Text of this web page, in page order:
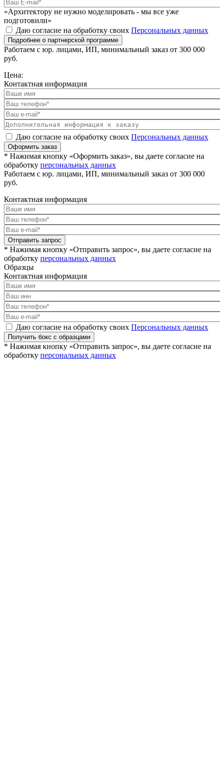
«Архитектору не нужно моделировать - мы все уже
подготовили»
Даю согласие на обработку своих Персональных данных
Подробнее о партнерской программе
Работаем с юр. лицами, ИП, минимальный заказ от 300 000
руб.
Цена:
Контактная информация
Даю согласие на обработку своих Персональных данных
Оформить заказ
* Нажимая кнопку «Оформить заказ», вы даете согласие на
обработку персональных данных
Работаем с юр. лицами, ИП, минимальный заказ от 300 000
руб.
Контактная информация
Отправить запрос
* Нажимая кнопку «Отправить запрос», вы даете согласие на
обработку персональных данных
Образцы
Контактная информация
Даю согласие на обработку своих Персональных данных
Получить бокс с образцами
* Нажимая кнопку «Отправить запрос», вы даете согласие на
обработку персональных данных